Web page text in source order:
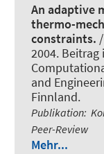
An adaptive
thermo-
constraints. /
2004. Beitrag
and
Finnland.
Publikation:
Peer-Review
Mehr...